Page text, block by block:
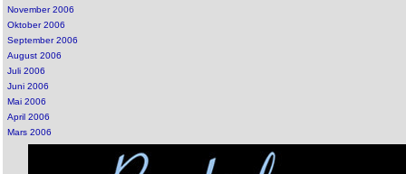
November 2006
Oktober 2006
September 2006
August 2006
Juli 2006
Juni 2006
Mai 2006
April 2006
Mars 2006